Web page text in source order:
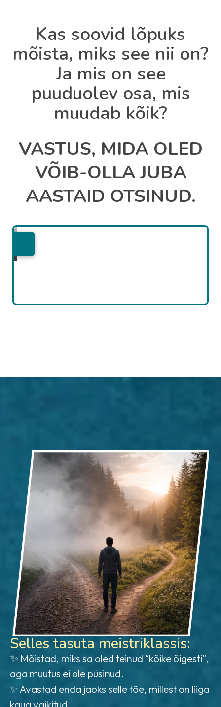
Kas soovid lõpuks
mõista, miks see nii on?
Ja mis on see
puuduolev osa, mis
muudab kõik?
VASTUS, MIDA OLED
VÕIB-OLLA JUBA
AASTAID OTSINUD.
Selles tasuta meistriklassis:
✨ Mõistad, miks sa oled teinud “kõike õigesti”,
aga muutus ei ole püsinud.
✨ Avastad enda jaoks selle tõe, millest on liiga
kaua vaikitud.